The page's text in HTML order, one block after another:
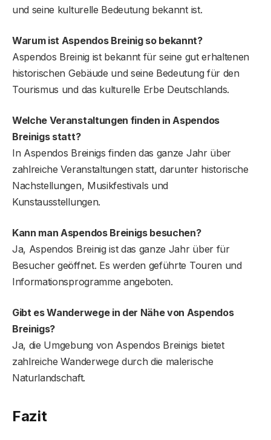
und seine kulturelle Bedeutung bekannt ist.
Warum ist Aspendos Breinig so bekannt?
Aspendos Breinig ist bekannt für seine gut erhaltenen
historischen Gebäude und seine Bedeutung für den
Tourismus und das kulturelle Erbe Deutschlands.
Welche Veranstaltungen finden in Aspendos
Breinigs statt?
In Aspendos Breinigs finden das ganze Jahr über
zahlreiche Veranstaltungen statt, darunter historische
Nachstellungen, Musikfestivals und
Kunstausstellungen.
Kann man Aspendos Breinigs besuchen?
Ja, Aspendos Breinig ist das ganze Jahr über für
Besucher geöffnet. Es werden geführte Touren und
Informationsprogramme angeboten.
Gibt es Wanderwege in der Nähe von Aspendos
Breinigs?
Ja, die Umgebung von Aspendos Breinigs bietet
zahlreiche Wanderwege durch die malerische
Naturlandschaft.
Fazit